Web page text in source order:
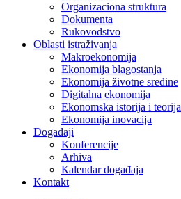
Organizaciona struktura
Dokumenta
Rukovodstvo
Oblasti istraživanja
Makroekonomija
Ekonomija blagostanja
Ekonomija životne sredine
Digitalna ekonomija
Ekonomska istorija i teorija
Ekonomija inovacija
Događaji
Konferencije
Arhiva
Кalendar događaja
Kontakt